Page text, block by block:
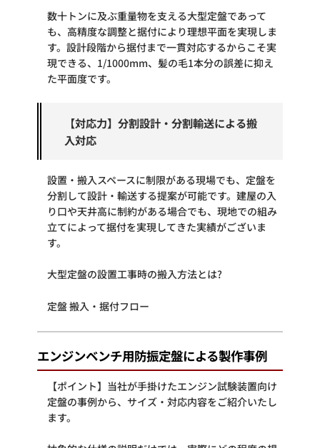
数十トンに及ぶ重量物を支える大型定盤であって
も、高精度な調整と据付により理想平面を実現しま
す。設計段階から据付まで一貫対応するからこそ実
現できる、1/1000mm、髪の毛1本分の誤差に抑え
た平面度です。
【対応力】分割設計・分割輸送による搬
入対応
設置・搬入スペースに制限がある現場でも、定盤を
分割して設計・輸送する提案が可能です。建屋の入
り口や天井高に制約がある場合でも、現地での組み
立てによって据付を実現してきた実績がございま
す。
大型定盤の設置工事時の搬入方法とは?
定盤 搬入・据付フロー
エンジンベンチ用防振定盤による製作事例
【ポイント】当社が手掛けたエンジン試験装置向け
定盤の事例から、サイズ・対応内容をご紹介いたし
ます。